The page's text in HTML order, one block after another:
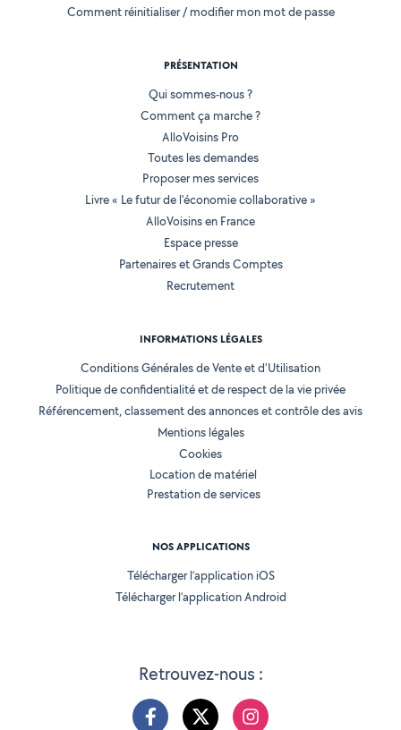
Retrouvez-nous :
Comment réinitialiser / modifier mon mot de passe
PRÉSENTATION
Qui sommes-nous ?
Comment ça marche ?
AlloVoisins Pro
Toutes les demandes
Proposer mes services
Livre « Le futur de l'économie collaborative »
AlloVoisins en France
Espace presse
Partenaires et Grands Comptes
Recrutement
INFORMATIONS LÉGALES
Conditions Générales de Vente et d'Utilisation
Politique de confidentialité et de respect de la vie privée
Référencement, classement des annonces et contrôle des avis
Mentions légales
Cookies
Location de matériel
Prestation de services
NOS APPLICATIONS
Télécharger l’application iOS
Télécharger l’application Android